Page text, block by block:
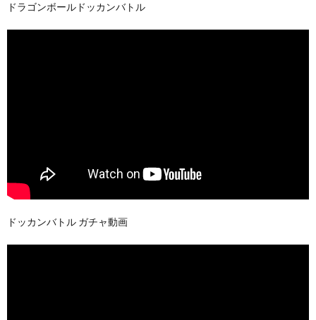
ドラゴンボールドッカンバトル
ドッカンバトル ガチャ動画